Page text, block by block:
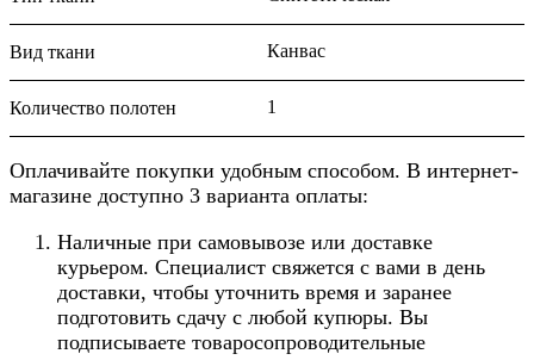
Вид ткани Канвас
Количество полотен 1
Оплачивайте покупки удобным способом. В интернет-
магазине доступно 3 варианта оплаты:
Наличные при самовывозе или доставке
курьером. Специалист свяжется с вами в день
доставки, чтобы уточнить время и заранее
подготовить сдачу с любой купюры. Вы
подписываете товаросопроводительные